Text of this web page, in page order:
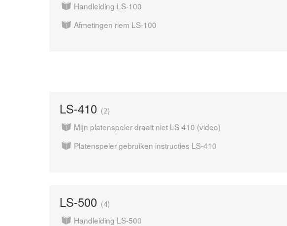
Handleiding LS-100
Afmetingen riem LS-100
LS-410 2
Mijn platenspeler draait niet LS-410 (video)
Platenspeler gebruiken instructies LS-410
LS-500 4
Handleiding LS-500